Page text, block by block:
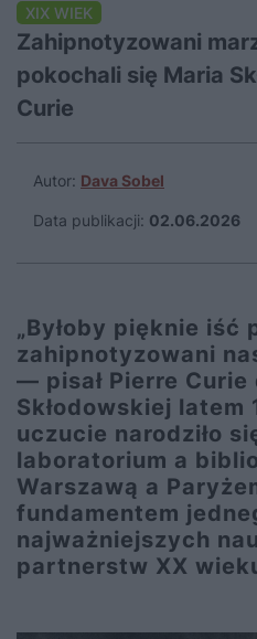
XIX WIEK
Zahipnotyzowani
pokochali się Maria
Curie
Autor: Dava Sobel
Data publikacji: 02.06.2026
„Byłoby pięknie iść
zahipnotyzowani
— pisał Pierre Curie
Skłodowskiej latem
uczucie narodziło
laboratorium a
Warszawą a
fundamentem
najważniejszych
partnerstw XX